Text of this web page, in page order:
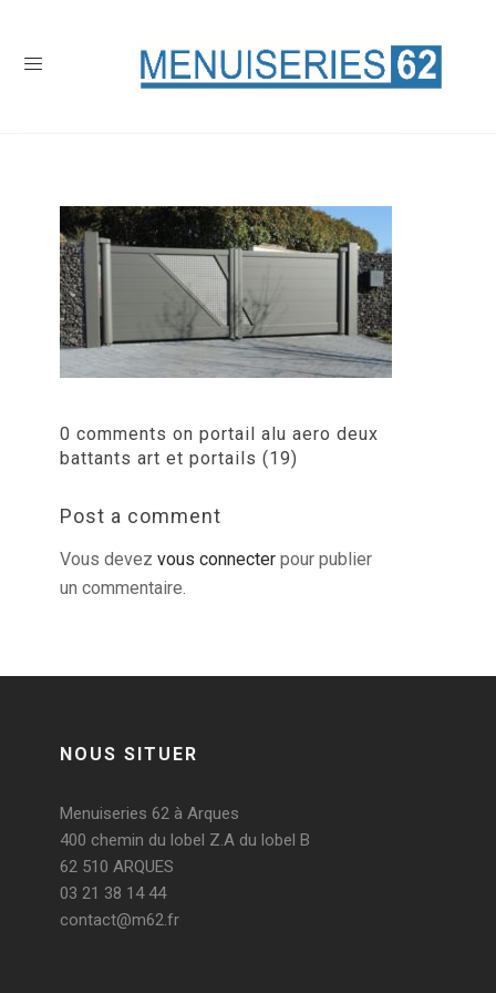
0 comments on portail alu aero deux
battants art et portails (19)
Post a comment
Vous devez vous connecter pour publier
un commentaire.
NOUS SITUER
Menuiseries 62 à Arques
400 chemin du lobel Z.A du lobel B
62 510 ARQUES
03 21 38 14 44
contact@m62.fr